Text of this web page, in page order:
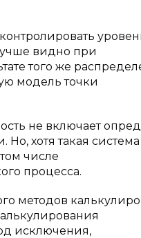
видно при
того же
модель точки
не включает
хотя такая
числе
процесса.
методов
исключения,